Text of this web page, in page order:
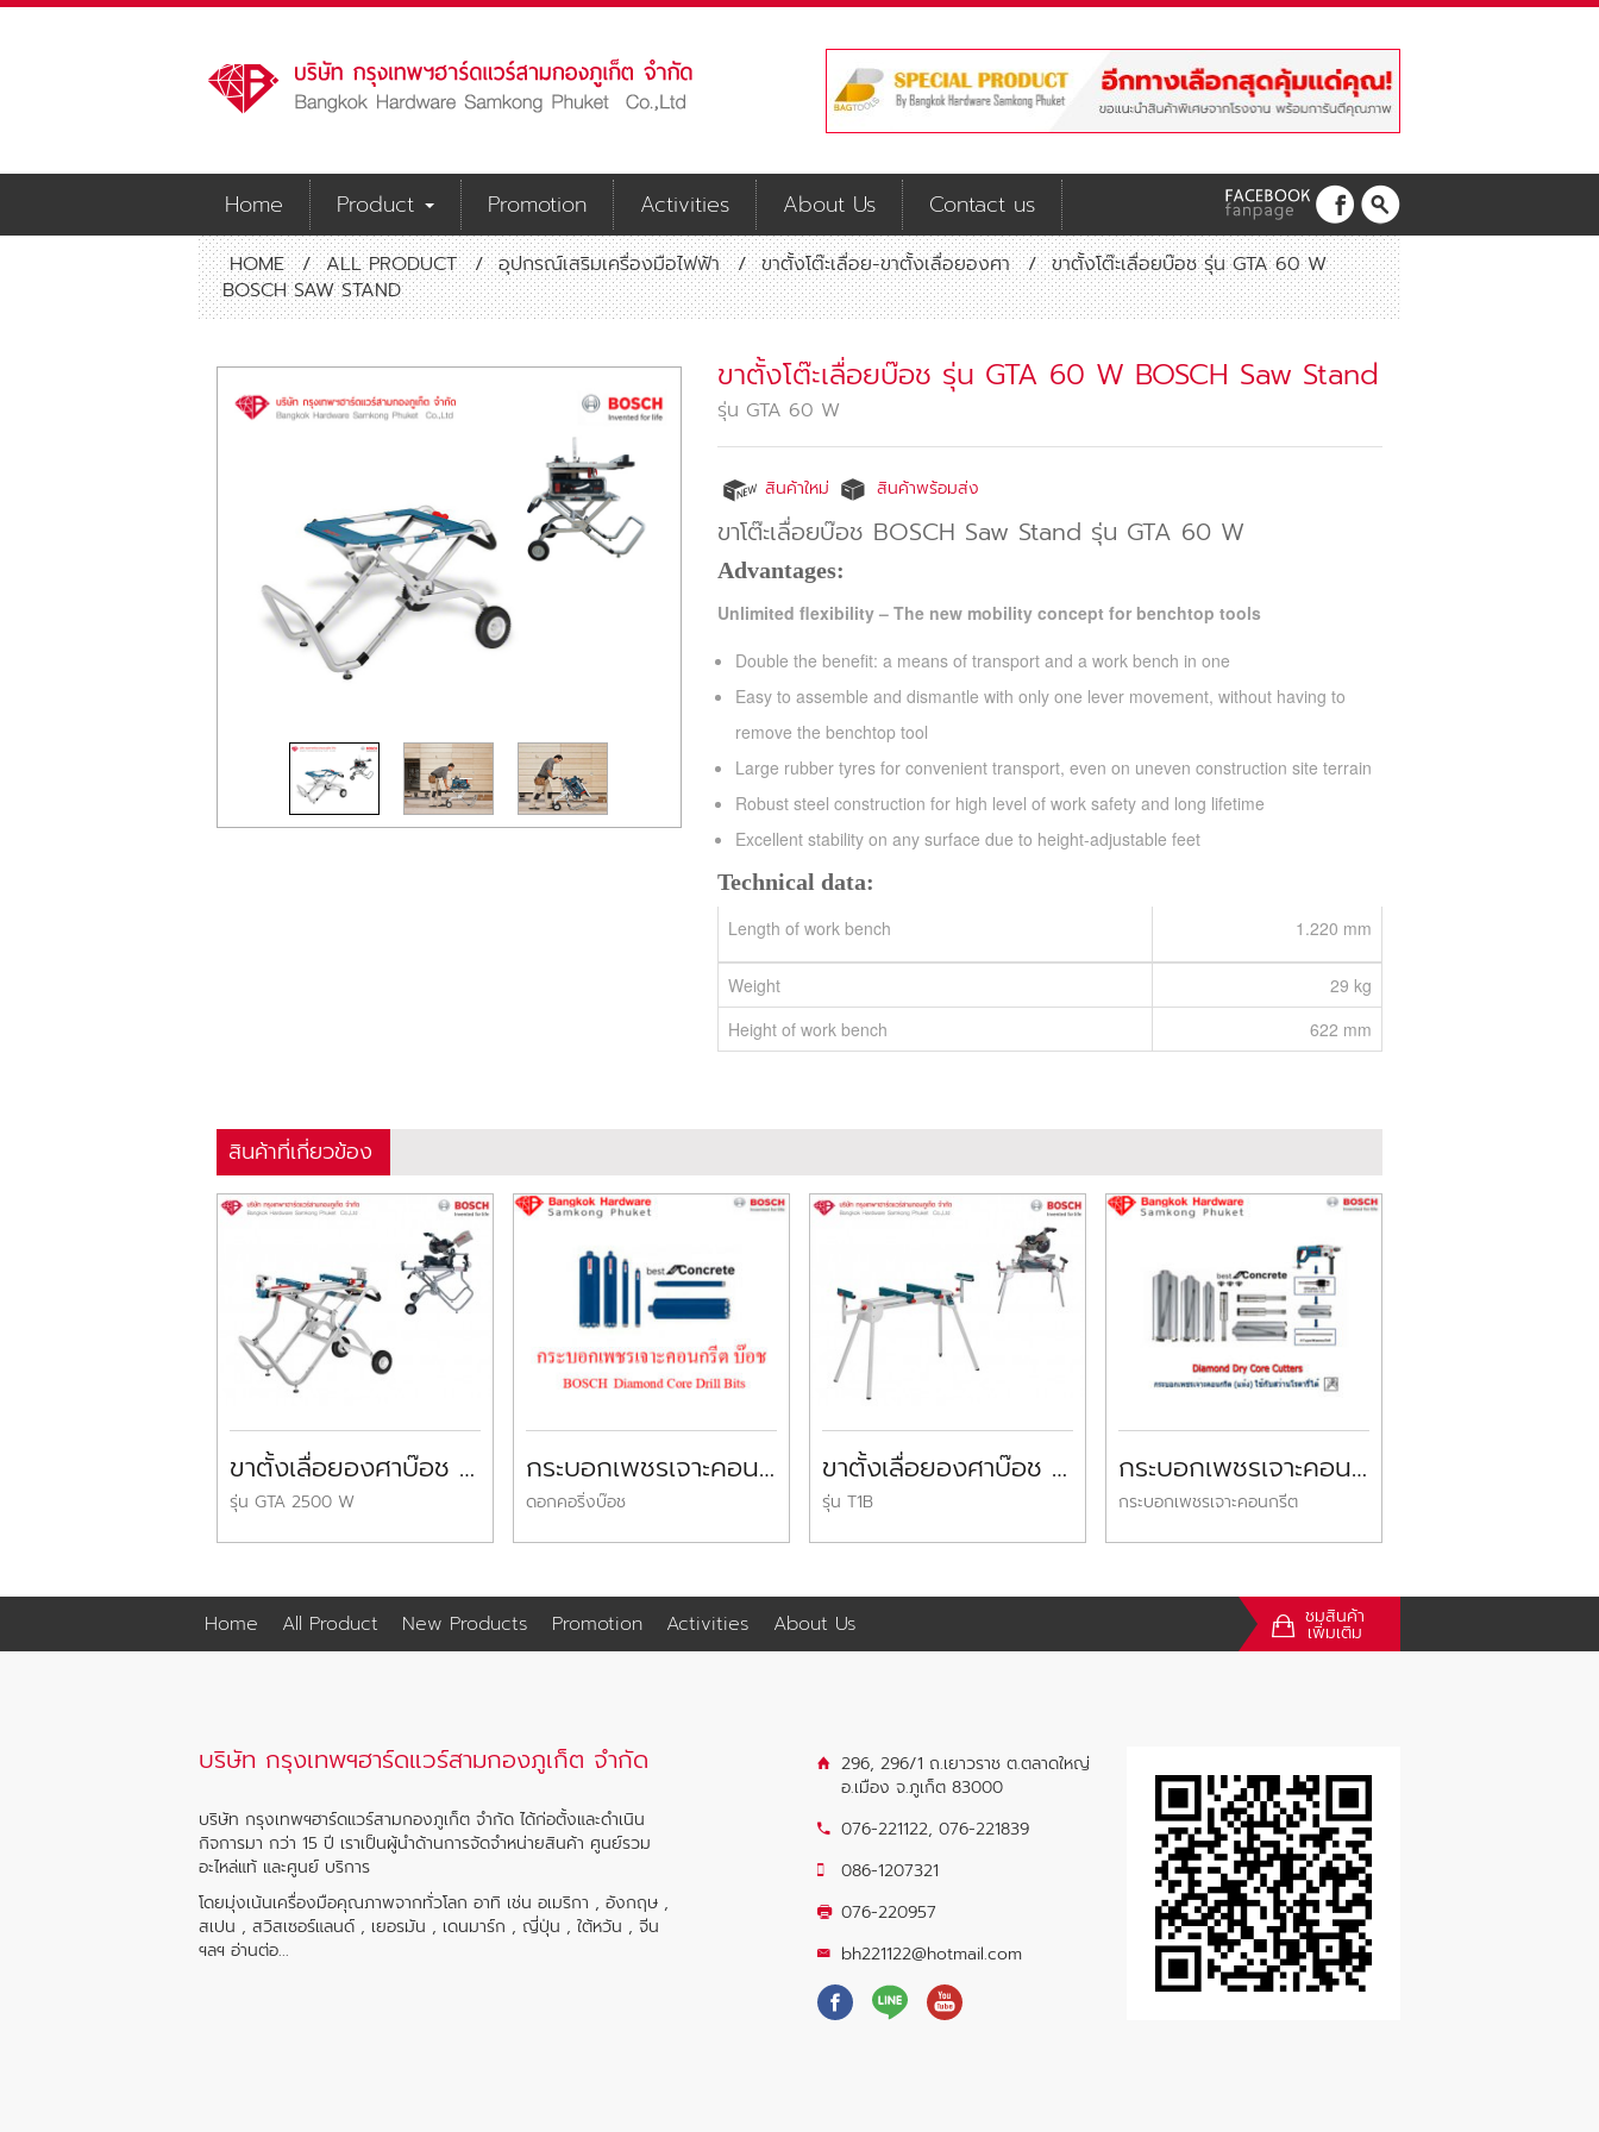
Home Product Promotion Activities About Us Contact us
HOME / ALL PRODUCT / อุปกรณ์เสริมเครื่องมือไฟฟ้า / ขาตั้งโต๊ะเลื่อย-ขาตั้งเลื่อยองศา / ขาตั้งโต๊ะเลื่อยบ๊อช รุ่น GTA 60 W
BOSCH SAW STAND
ขาตั้งโต๊ะเลื่อยบ๊อช รุ่น GTA 60 W BOSCH Saw Stand
รุ่น GTA 60 W
สินค้าใหม่ สินค้าพร้อมส่ง
ขาโต๊ะเลื่อยบ๊อช BOSCH Saw Stand รุ่น GTA 60 W
Advantages:
Unlimited flexibility – The new mobility concept for benchtop tools
Double the benefit: a means of transport and a work bench in one
Easy to assemble and dismantle with only one lever movement, without having to
remove the benchtop tool
Large rubber tyres for convenient transport, even on uneven construction site terrain
Robust steel construction for high level of work safety and long lifetime
Excellent stability on any surface due to height-adjustable feet
Technical data:
Length of work bench 1.220 mm
Weight
29 kg
Height of work bench
622 mm
สินค้าที่เกี่ยวข้อง
ขาตั้งเลื่อยองศาบ๊อช รุ่น GTA 2500 W BOSCH Saw Stand
รุ่น GTA 2500 W
กระบอกเพชรเจาะคอนกรีตบ๊อช Bosch Diamond Core Drill Bits
ดอกคอริ่งบ๊อช
ขาตั้งเลื่อยองศาบ๊อช รุ่น T1B BOSCH Work Bench
รุ่น T1B
กระบอกเพชรเจาะคอนกรีตบ๊อช Bosch Diamond Dry Core Drill Bits
กระบอกเพชรเจาะคอนกรีต
Home All Product New Products Promotion Activities About Us ชมสินค้า
เพิ่มเติม
บริษัท กรุงเทพฯฮาร์ดแวร์สามกองภูเก็ต จำกัด
บริษัท กรุงเทพฯฮาร์ดแวร์สามกองภูเก็ต จำกัด ได้ก่อตั้งและดำเนิน
กิจการมา กว่า 15 ปี เราเป็นผู้นำด้านการจัดจำหน่ายสินค้า ศูนย์รวม
อะไหล่แท้ และศูนย์ บริการ
โดยมุ่งเน้นเครื่องมือคุณภาพจากทั่วโลก อาทิ เช่น อเมริกา , อังกฤษ ,
สเปน , สวิสเซอร์แลนด์ , เยอรมัน , เดนมาร์ก , ญี่ปุ่น , ใต้หวัน , จีน
ฯลฯ อ่านต่อ...
296, 296/1 ถ.เยาวราช ต.ตลาดใหญ่
อ.เมือง จ.ภูเก็ต 83000
076-221122, 076-221839
086-1207321
076-220957
bh221122@hotmail.com